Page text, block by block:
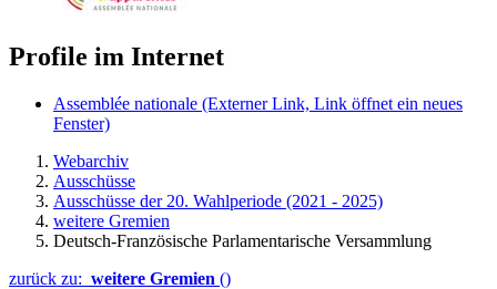
Profile im Internet
Assemblée nationale (Externer Link, Link öffnet ein neues
Fenster)
Webarchiv
Ausschüsse
Ausschüsse der 20. Wahlperiode (2021 - 2025)
weitere Gremien
Deutsch-Französische Parlamentarische Versammlung
zurück zu: weitere Gremien ()